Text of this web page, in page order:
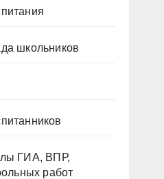
школьников
ГИА, ВПР,
работ